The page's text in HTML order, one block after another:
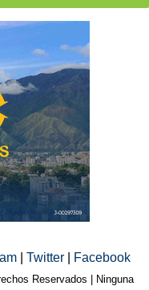
Twitter Facebook
Reservados | Ninguna